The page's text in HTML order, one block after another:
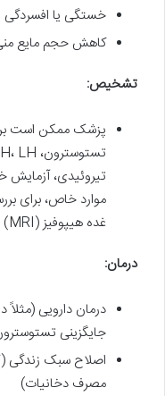
خستگی یا افسردگی
کاهش حجم مایع منی
تشخیص:
پزشک ممکن است
تیروئیدی،
موارد خاص، برای
غده هیپوفیز (MRI) را تجویز کند.
درمان:
درمان دارویی (مثلاً
جایگزینی
اصلاح سبک زندگی
مصرف دخانیات)